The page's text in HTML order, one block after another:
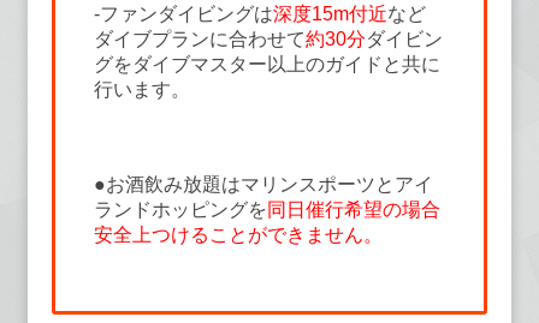
-ファンダイビングは深度15m付近など
ダイブプランに合わせて約30分ダイビン
グをダイブマスター以上のガイドと共に
行います。
●お酒飲み放題はマリンスポーツとアイ
ランドホッピングを同日催行希望の場合
安全上つけることができません。